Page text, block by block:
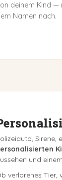
deinem Kind —
Namen nach.
Sirene,
und
verlorenes Tier,